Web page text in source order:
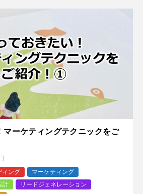
マーケティングテクニックをご
ィング
マーケティング
計
リードジェネレーション